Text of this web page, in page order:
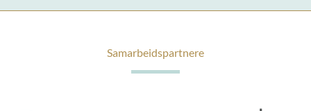
Samarbeidspartnere